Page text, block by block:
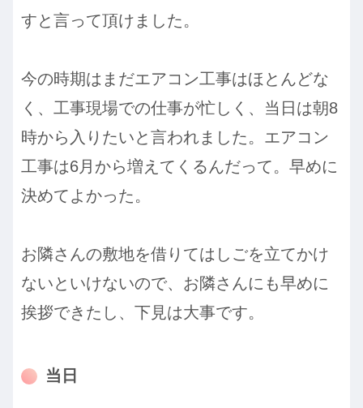
すと言って頂けました。
今の時期はまだエアコン工事はほとんどな
く、工事現場での仕事が忙しく、当日は朝8
時から入りたいと言われました。エアコン
工事は6月から増えてくるんだって。早めに
決めてよかった。
お隣さんの敷地を借りてはしごを立てかけ
ないといけないので、お隣さんにも早めに
挨拶できたし、下見は大事です。
当日